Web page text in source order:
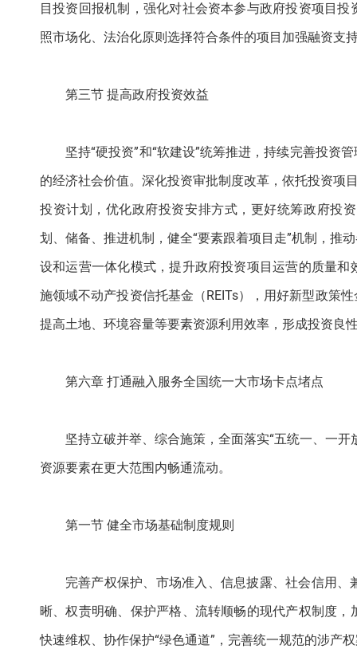
目投资回报机制，强化对社会资本参与政府投资项目
照市场化、法治化原则选择符合条件的项目加强融资支
第三节 提高政府投资效益
坚持“硬投资”和“软建设”统筹推进，持续完善投资
的经济社会价值。深化投资审批制度改革，依托投资项
投资计划，优化政府投资安排方式，更好统筹政府投
划、储备、推进机制，健全“要素跟着项目走”机制，推
设和运营一体化模式，提升政府投资项目运营的质量
施领域不动产投资信托基金（REITs），用好新型政策
提高土地、环境容量等要素资源利用效率，形成投资良
第六章 打通融入服务全国统一大市场卡点堵点
坚持立破并举、综合施策，全面落实“五统一、一
资源要素在更大范围内畅通流动。
第一节 健全市场基础制度规则
完善产权保护、市场准入、信息披露、社会信用
晰、权责明确、保护严格、流转顺畅的现代产权制度
快速维权、协作保护“绿色通道”，完善统一规范的涉产